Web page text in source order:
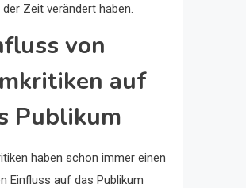
Zeit verändert haben.
von
auf
Publikum
haben schon immer einen
Einfluss auf das Publikum